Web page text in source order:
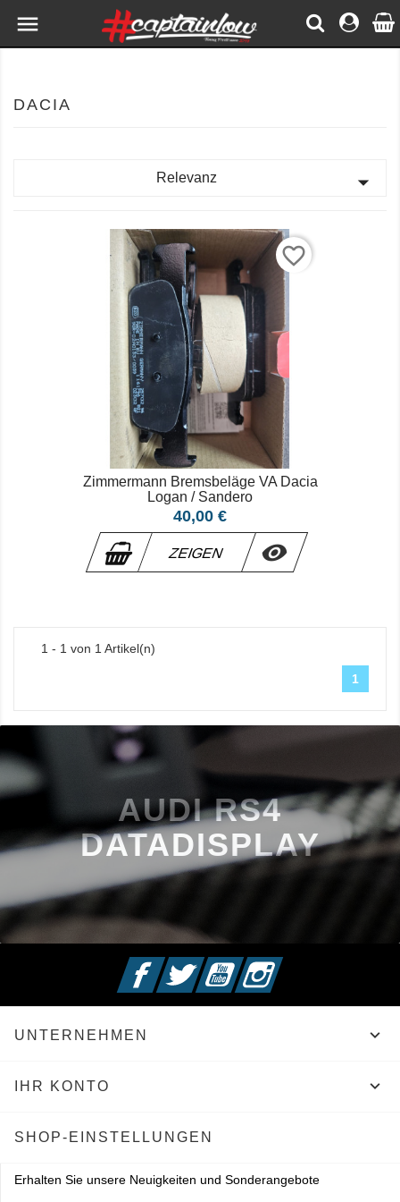

DACIA
Relevanz 
favorite_border
Zimmermann Bremsbeläge VA Dacia
Logan / Sandero
Preis
40,00 €
ZEIGEN 
1 - 1 von 1 Artikel(n)
1
AUDI RS4
DATADISPLAY
FacebookTwitterYouTubeInstagram
UNTERNEHMEN 
IHR KONTO 
SHOP-EINSTELLUNGEN
Erhalten Sie unsere Neuigkeiten und Sonderangebote